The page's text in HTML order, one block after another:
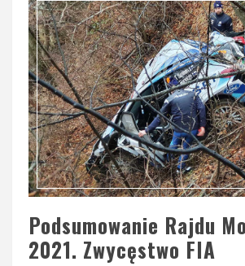
Podsumowanie Rajdu
2021. Zwycęstwo FIA